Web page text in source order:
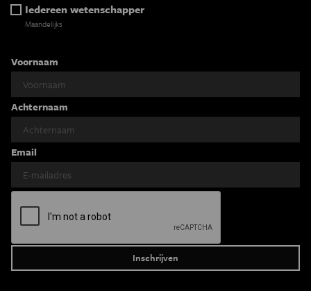
Iedereen wetenschapper
Maandelijks
Voornaam
Achternaam
Email